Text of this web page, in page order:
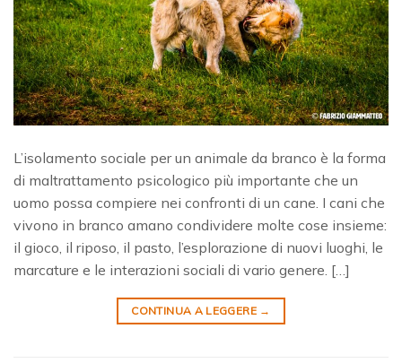
L’isolamento sociale per un animale da branco è la forma
di maltrattamento psicologico più importante che un
uomo possa compiere nei confronti di un cane. I cani che
vivono in branco amano condividere molte cose insieme:
il gioco, il riposo, il pasto, l’esplorazione di nuovi luoghi, le
marcature e le interazioni sociali di vario genere. […]
CONTINUA A LEGGERE →